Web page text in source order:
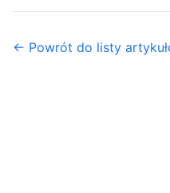
← Powrót do listy